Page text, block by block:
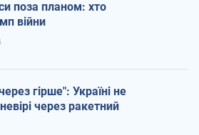
поза планом: хто
війни
гірше": Україні не
через ракетний